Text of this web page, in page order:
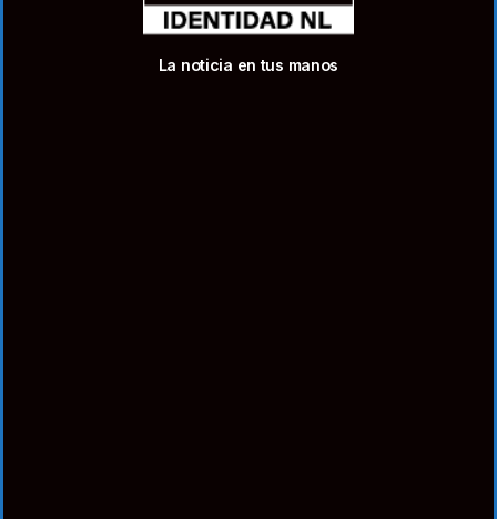
La noticia en tus manos